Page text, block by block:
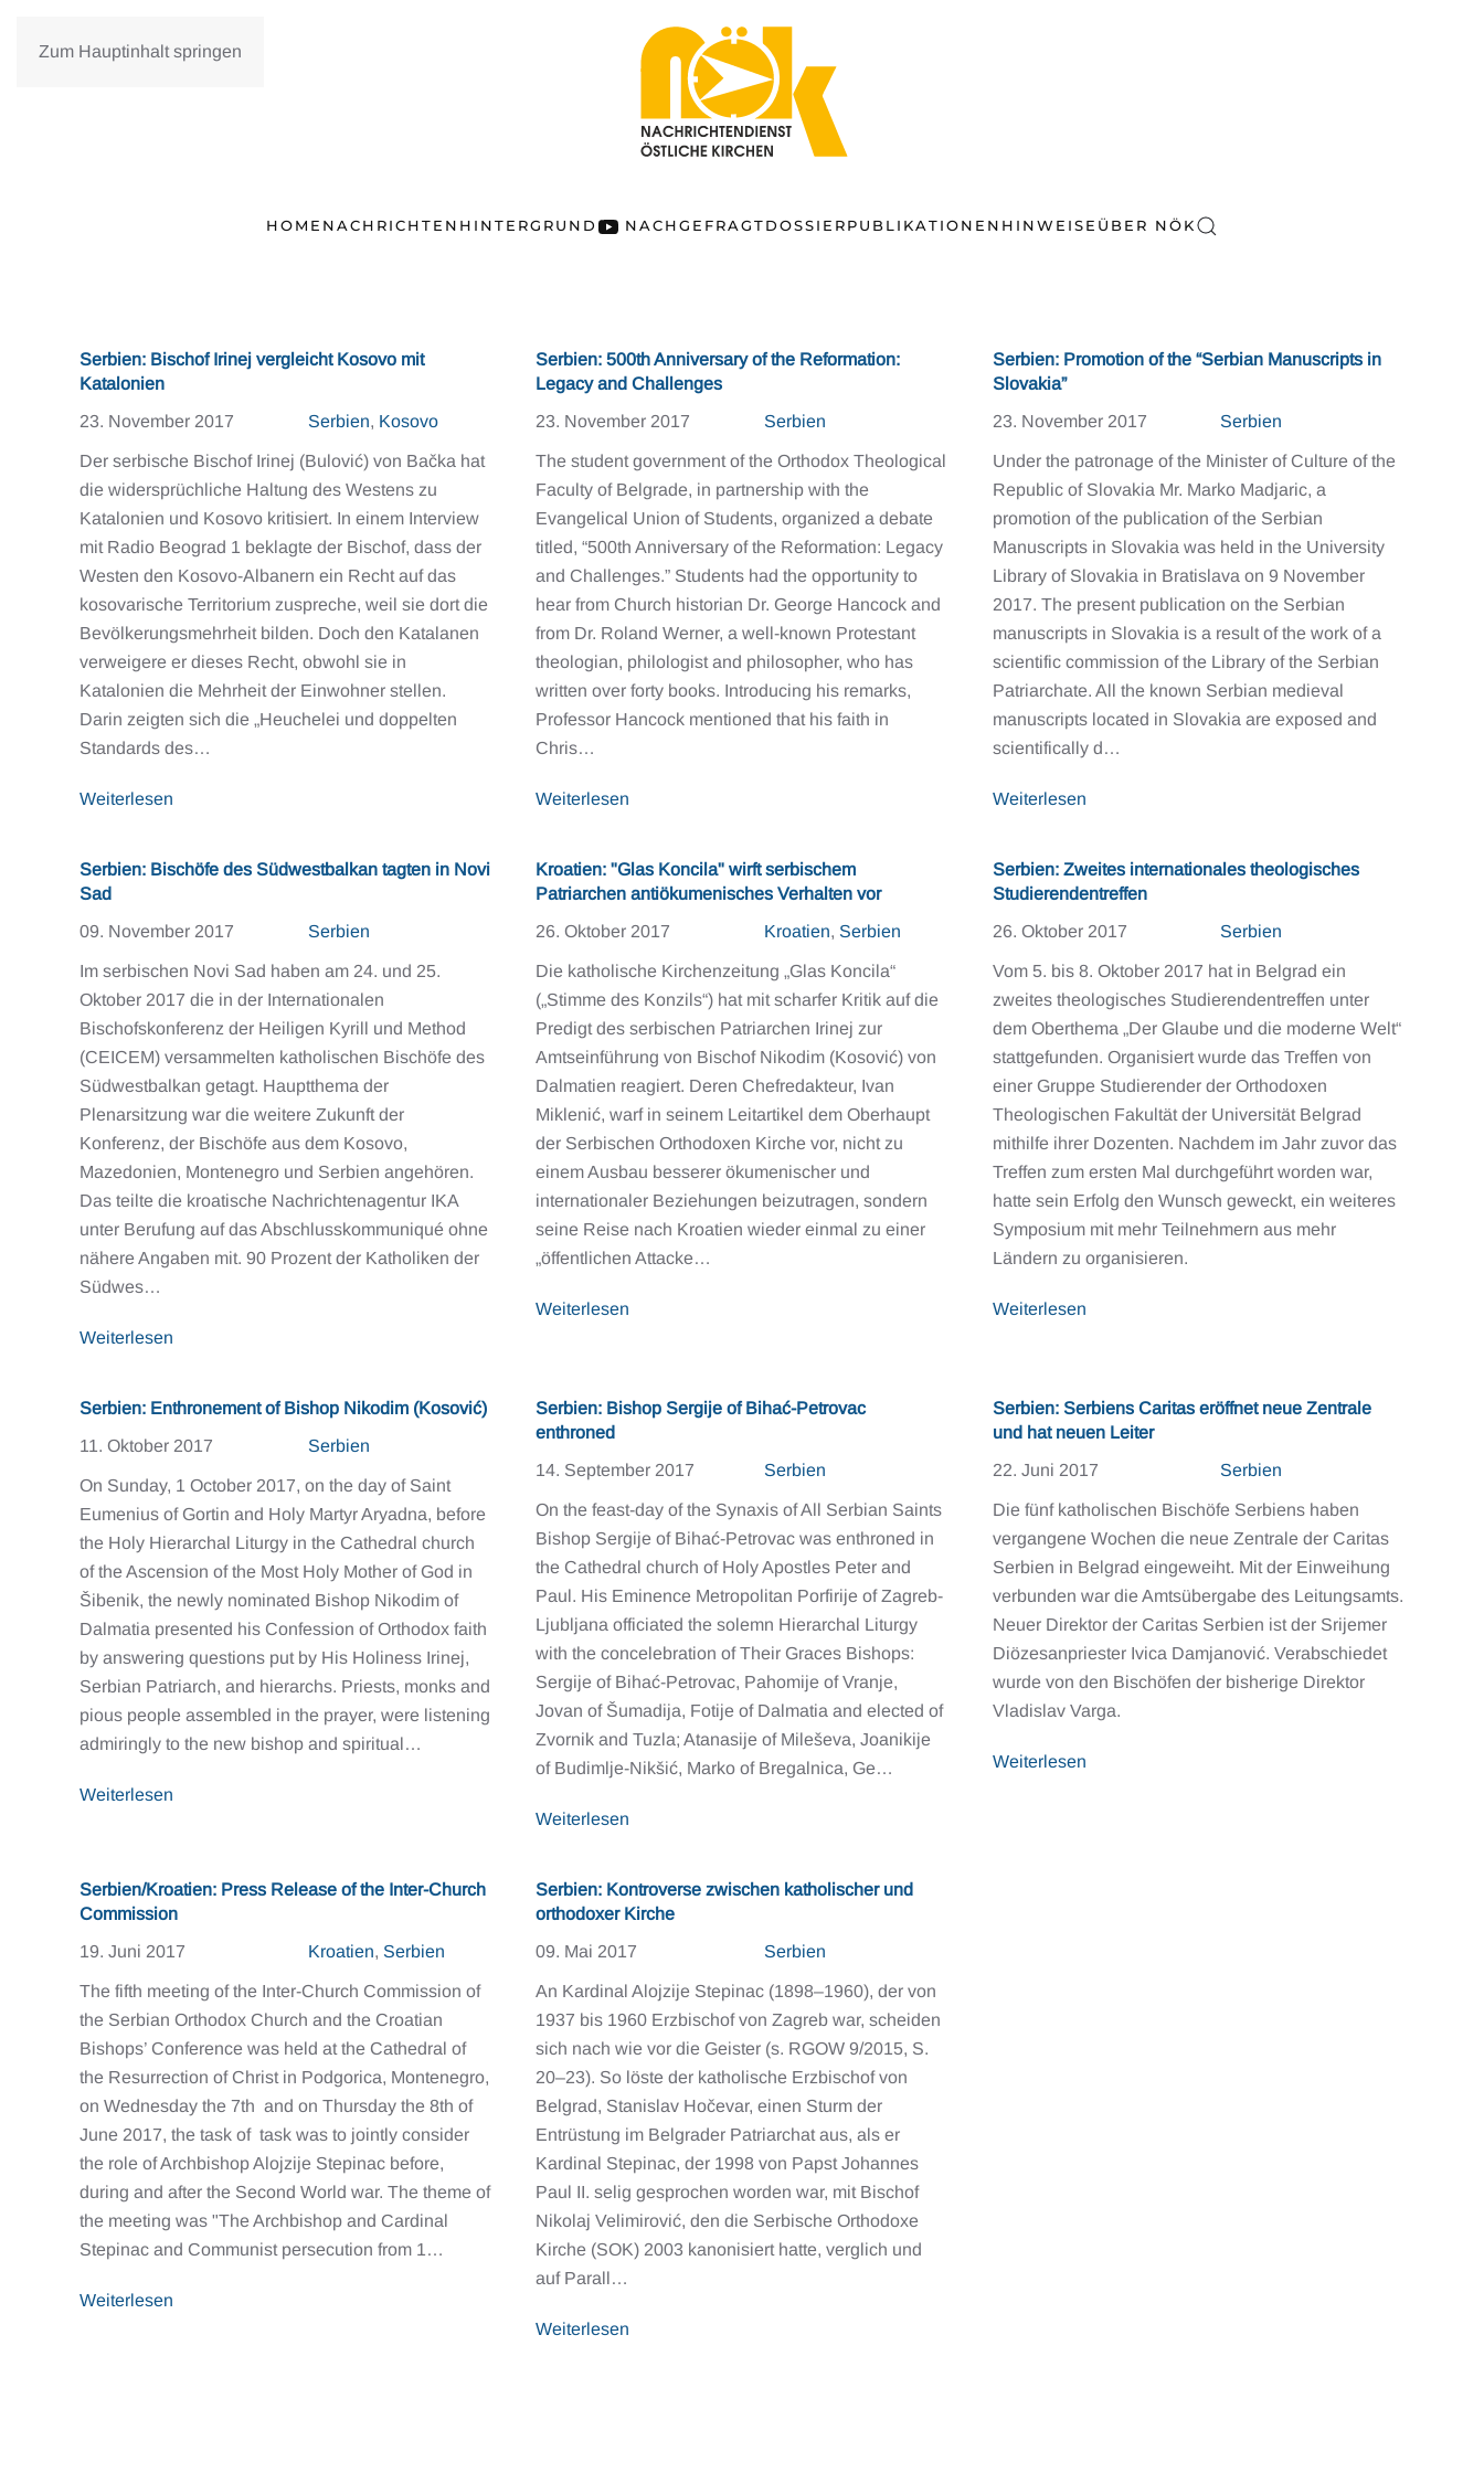
Zum Hauptinhalt springen
HOME NACHRICHTEN HINTERGRUND NACHGEFRAGTDOSSIERPUBLIKATIONEN HINWEISE ÜBER NÖK
Serbien: Bischof Irinej vergleicht Kosovo mit
Katalonien
23. November 2017
Serbien, Kosovo
Der serbische Bischof Irinej (Bulović) von Bačka hat
die widersprüchliche Haltung des Westens zu
Katalonien und Kosovo kritisiert. In einem Interview
mit Radio Beograd 1 beklagte der Bischof, dass der
Westen den Kosovo-Albanern ein Recht auf das
kosovarische Territorium zuspreche, weil sie dort die
Bevölkerungsmehrheit bilden. Doch den Katalanen
verweigere er dieses Recht, obwohl sie in
Katalonien die Mehrheit der Einwohner stellen.
Darin zeigten sich die „Heuchelei und doppelten
Standards des…
Weiterlesen
Serbien: 500th Anniversary of the Reformation:
Legacy and Challenges
23. November 2017
Serbien
The student government of the Orthodox Theological
Faculty of Belgrade, in partnership with the
Evangelical Union of Students, organized a debate
titled, “500th Anniversary of the Reformation: Legacy
and Challenges.” Students had the opportunity to
hear from Church historian Dr. George Hancock and
from Dr. Roland Werner, a well-known Protestant
theologian, philologist and philosopher, who has
written over forty books. Introducing his remarks,
Professor Hancock mentioned that his faith in
Chris…
Weiterlesen
Serbien: Promotion of the “Serbian Manuscripts in
Slovakia”
23. November 2017
Serbien
Under the patronage of the Minister of Culture of the
Republic of Slovakia Mr. Marko Madjaric, a
promotion of the publication of the Serbian
Manuscripts in Slovakia was held in the University
Library of Slovakia in Bratislava on 9 November
2017. The present publication on the Serbian
manuscripts in Slovakia is a result of the work of a
scientific commission of the Library of the Serbian
Patriarchate. All the known Serbian medieval
manuscripts located in Slovakia are exposed and
scientifically d…
Weiterlesen
Serbien: Bischöfe des Südwestbalkan tagten in Novi
Sad
09. November 2017
Serbien
Im serbischen Novi Sad haben am 24. und 25.
Oktober 2017 die in der Internationalen
Bischofskonferenz der Heiligen Kyrill und Method
(CEICEM) versammelten katholischen Bischöfe des
Südwestbalkan getagt. Hauptthema der
Plenarsitzung war die weitere Zukunft der
Konferenz, der Bischöfe aus dem Kosovo,
Mazedonien, Montenegro und Serbien angehören.
Das teilte die kroatische Nachrichtenagentur IKA
unter Berufung auf das Abschlusskommuniqué ohne
nähere Angaben mit. 90 Prozent der Katholiken der
Südwes…
Weiterlesen
Kroatien: "Glas Koncila" wirft serbischem
Patriarchen antiökumenisches Verhalten vor
26. Oktober 2017
Kroatien, Serbien
Die katholische Kirchenzeitung „Glas Koncila“
(„Stimme des Konzils“) hat mit scharfer Kritik auf die
Predigt des serbischen Patriarchen Irinej zur
Amtseinführung von Bischof Nikodim (Kosović) von
Dalmatien reagiert. Deren Chefredakteur, Ivan
Miklenić, warf in seinem Leitartikel dem Oberhaupt
der Serbischen Orthodoxen Kirche vor, nicht zu
einem Ausbau besserer ökumenischer und
internationaler Beziehungen beizutragen, sondern
seine Reise nach Kroatien wieder einmal zu einer
„öffentlichen Attacke…
Weiterlesen
Serbien: Zweites internationales theologisches
Studierendentreffen
26. Oktober 2017
Serbien
Vom 5. bis 8. Oktober 2017 hat in Belgrad ein
zweites theologisches Studierendentreffen unter
dem Oberthema „Der Glaube und die moderne Welt“
stattgefunden. Organisiert wurde das Treffen von
einer Gruppe Studierender der Orthodoxen
Theologischen Fakultät der Universität Belgrad
mithilfe ihrer Dozenten. Nachdem im Jahr zuvor das
Treffen zum ersten Mal durchgeführt worden war,
hatte sein Erfolg den Wunsch geweckt, ein weiteres
Symposium mit mehr Teilnehmern aus mehr
Ländern zu organisieren.
Weiterlesen
Serbien: Enthronement of Bishop Nikodim (Kosović)
11. Oktober 2017
Serbien
On Sunday, 1 October 2017, on the day of Saint
Eumenius of Gortin and Holy Martyr Aryadna, before
the Holy Hierarchal Liturgy in the Cathedral church
of the Ascension of the Most Holy Mother of God in
Šibenik, the newly nominated Bishop Nikodim of
Dalmatia presented his Confession of Orthodox faith
by answering questions put by His Holiness Irinej,
Serbian Patriarch, and hierarchs. Priests, monks and
pious people assembled in the prayer, were listening
admiringly to the new bishop and spiritual…
Weiterlesen
Serbien: Bishop Sergije of Bihać-Petrovac
enthroned
14. September 2017
Serbien
On the feast-day of the Synaxis of All Serbian Saints
Bishop Sergije of Bihać-Petrovac was enthroned in
the Cathedral church of Holy Apostles Peter and
Paul. His Eminence Metropolitan Porfirije of Zagreb-
Ljubljana officiated the solemn Hierarchal Liturgy
with the concelebration of Their Graces Bishops:
Sergije of Bihać-Petrovac, Pahomije of Vranje,
Jovan of Šumadija, Fotije of Dalmatia and elected of
Zvornik and Tuzla; Atanasije of Mileševa, Joanikije
of Budimlje-Nikšić, Marko of Bregalnica, Ge…
Weiterlesen
Serbien: Serbiens Caritas eröffnet neue Zentrale
und hat neuen Leiter
22. Juni 2017
Serbien
Die fünf katholischen Bischöfe Serbiens haben
vergangene Wochen die neue Zentrale der Caritas
Serbien in Belgrad eingeweiht. Mit der Einweihung
verbunden war die Amtsübergabe des Leitungsamts.
Neuer Direktor der Caritas Serbien ist der Srijemer
Diözesanpriester Ivica Damjanović. Verabschiedet
wurde von den Bischöfen der bisherige Direktor
Vladislav Varga.
Weiterlesen
Serbien/Kroatien: Press Release of the Inter-Church
Commission
19. Juni 2017
Kroatien, Serbien
The fifth meeting of the Inter-Church Commission of
the Serbian Orthodox Church and the Croatian
Bishops’ Conference was held at the Cathedral of
the Resurrection of Christ in Podgorica, Montenegro,
on Wednesday the 7th and on Thursday the 8th of
June 2017, the task of task was to jointly consider
the role of Archbishop Alojzije Stepinac before,
during and after the Second World war. The theme of
the meeting was "The Archbishop and Cardinal
Stepinac and Communist persecution from 1…
Weiterlesen
Serbien: Kontroverse zwischen katholischer und
orthodoxer Kirche
09. Mai 2017
Serbien
An Kardinal Alojzije Stepinac (1898–1960), der von
1937 bis 1960 Erzbischof von Zagreb war, scheiden
sich nach wie vor die Geister (s. RGOW 9/2015, S.
20–23). So löste der katholische Erzbischof von
Belgrad, Stanislav Hočevar, einen Sturm der
Entrüstung im Belgrader Patriarchat aus, als er
Kardinal Stepinac, der 1998 von Papst Johannes
Paul II. selig gesprochen worden war, mit Bischof
Nikolaj Velimirović, den die Serbische Orthodoxe
Kirche (SOK) 2003 kanonisiert hatte, verglich und
auf Parall…
Weiterlesen